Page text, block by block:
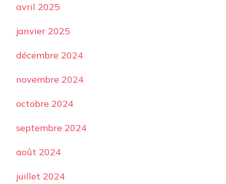
avril 2025
janvier 2025
décembre 2024
novembre 2024
octobre 2024
septembre 2024
août 2024
juillet 2024